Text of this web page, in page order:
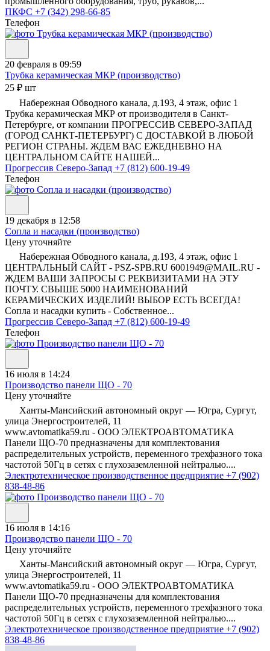
ПКФС +7 (342) 298-66-85
Телефон
20 февраля в 09:59
Трубка керамическая МКР (производство)
25 ₽ шт
Набережная Обводного канала, д.193, 4 этаж, офис 1
Трубка керамическая МКР от производителя в Санкт-
Петербурге, от компании ПРОГРЕССИВ СЕВЕРО-ЗАПАД
(ГОРОД САНКТ-ПЕТЕРБУРГ) С ДОСТАВКОЙ В ЛЮБОЙ
РЕГИОН СТРАНЫ. ЖДЕМ ВАС ЕЖЕДНЕВНО НА
ЦЕНТРАЛЬНОМ САЙТЕ НАШЕЙ...
Прогрессив Северо-Запад +7 (812) 600-19-49
Телефон
19 декабря в 12:58
Сопла и насадки (производство)
Цену уточняйте
Набережная Обводного канала, д.193, 4 этаж, офис 1
ЦЕНТРАЛЬНЫЙ САЙТ - PSZ-SPB.RU 6001949@MAIL.RU -
ЖДЕМ ВАШИ ЗАПРОСЫ С РЕКВИЗИТАМИ НА ЭТУ
ПОЧТУ. СВЫШЕ 5000 НАИМЕНОВАНИЙ
КЕРАМИЧЕСКИХ ИЗДЕЛИЙ! ВЫБОР ЕСТЬ ВСЕГДА!
Сопла и насадки купить - Собственное...
Прогрессив Северо-Запад +7 (812) 600-19-49
Телефон
16 июля в 14:24
Производство панели ЩО - 70
Цену уточняйте
Ханты-Мансийский автономный округ — Югра, Сургут,
улица Энергостроителей, 11
www.avtomatika59.ru - ООО ЭЛЕКТРОАВТОМАТИКА
Панели ЩО-70 предназначены для комплектования
распределительных устройств, переменного трехфазного тока
частотой 50Гц в сетях с глухозаземленной нейтралью....
Электротехническое производственное предприятие +7 (902)
838-48-86
16 июля в 14:16
Производство панели ЩО - 70
Цену уточняйте
Ханты-Мансийский автономный округ — Югра, Сургут,
улица Энергостроителей, 11
www.avtomatika59.ru - ООО ЭЛЕКТРОАВТОМАТИКА
Панели ЩО-70 предназначены для комплектования
распределительных устройств, переменного трехфазного тока
частотой 50Гц в сетях с глухозаземленной нейтралью....
Электротехническое производственное предприятие +7 (902)
838-48-86